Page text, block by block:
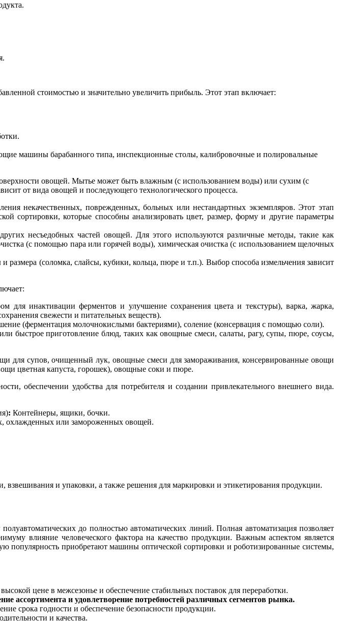
стоимостью и значительно увеличить прибыль. Этот этап включает:
машины барабанного типа, инспекционные столы, калибровочные и полировальные
овощей. Мытье может быть влажным (с использованием воды) или сухим (с
от вида овощей и последующего технологического процесса.
некачественных, поврежденных, больных или нестандартных экземпляров. Этот этап
сортировки, которые способны анализировать цвет, размер, форму и другие параметры
несъедобных частей овощей. Для этого используются различные методы, такие как
(с помощью пара или горячей воды), химическая очистка (с использованием щелочных
(соломка, слайсы, кубики, кольца, пюре и т.п.). Выбор способа измельчения зависит
для инактивации ферментов и улучшение сохранения цвета и текстуры), варка, жарка,
свежести и питательных веществ).
(ферментация молочнокислыми бактериями), соление (консервация с помощью соли).
быстрое приготовление блюд, таких как овощные смеси, салаты, рагу, супы, пюре, соусы,
для супов, очищенный лук, овощные смеси для замораживания, консервированные овощи
цветная капуста, горошек), овощные соки и пюре.
обеспечении удобства для потребителя и создании привлекательного внешнего вида.
: Контейнеры, ящики, бочки.
охлажденных или замороженных овощей.
взвешивания и упаковки, а также решения для маркировки и этикетирования продукции.
до полностью автоматических линий. Полная автоматизация позволяет
влияние человеческого фактора на качество продукции. Важным аспектом является
популярность приобретают машины оптической сортировки и роботизированные системы,
цене в межсезонье и обеспечение стабильных поставок для переработки.
ассортимента и удовлетворение потребностей различных сегментов рынка.
срока годности и обеспечение безопасности продукции.
и качества.